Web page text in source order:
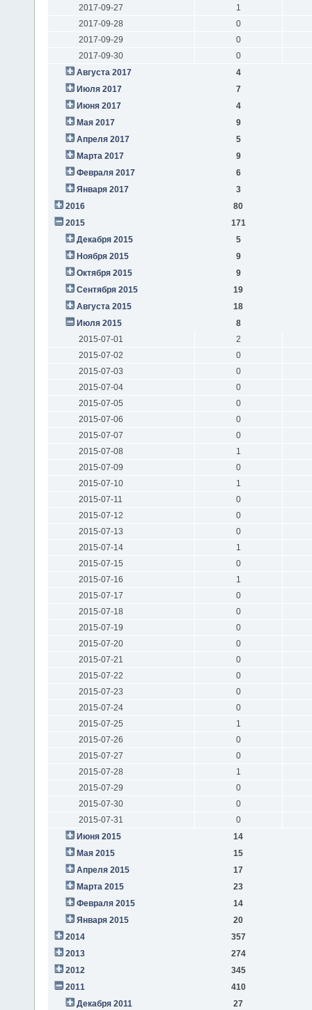
2017-09-27
1
2017-09-28
0
2017-09-29
0
2017-09-30
0
Августа 2017
4
Июля 2017
7
Июня 2017
4
Мая 2017
9
Апреля 2017
5
Марта 2017
9
Февраля 2017
6
Января 2017
3
2016
80
2015
171
Декабря 2015
5
Ноября 2015
9
Октября 2015
9
Сентября 2015
19
Августа 2015
18
Июля 2015
8
2015-07-01
2
2015-07-02
0
2015-07-03
0
2015-07-04
0
2015-07-05
0
2015-07-06
0
2015-07-07
0
2015-07-08
1
2015-07-09
0
2015-07-10
1
2015-07-11
0
2015-07-12
0
2015-07-13
0
2015-07-14
1
2015-07-15
0
2015-07-16
1
2015-07-17
0
2015-07-18
0
2015-07-19
0
2015-07-20
0
2015-07-21
0
2015-07-22
0
2015-07-23
0
2015-07-24
0
2015-07-25
1
2015-07-26
0
2015-07-27
0
2015-07-28
1
2015-07-29
0
2015-07-30
0
2015-07-31
0
Июня 2015
14
Мая 2015
15
Апреля 2015
17
Марта 2015
23
Февраля 2015
14
Января 2015
20
2014
357
2013
274
2012
345
2011
410
Декабря 2011
27